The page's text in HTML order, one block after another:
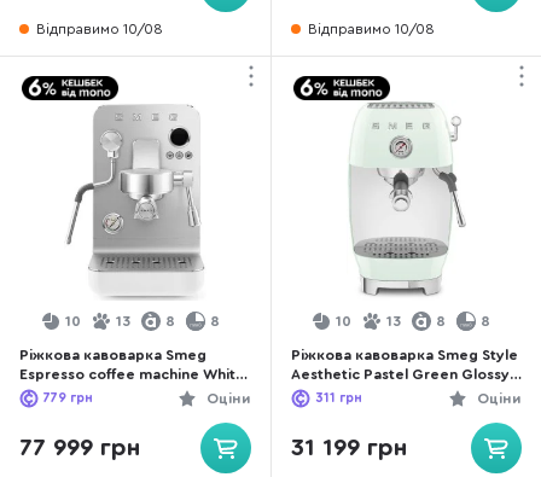
Відправимо 10/08 Відправимо 10/08
10 13 8 8
Ріжкова кавоварка Smeg
Espresso coffee machine White
(EMC02WHMEU)
Оціни
779 грн
77 999 грн
10 13 8 8
Ріжкова кавоварка Smeg Style
Aesthetic Pastel Green Glossy
Finishing (ECF03PGEU)
Оціни
311 грн
31 199 грн